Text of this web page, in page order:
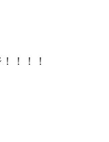
！！！